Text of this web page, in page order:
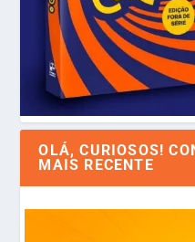
OLÁ, CURIOSOS!
MAIS RECENTE